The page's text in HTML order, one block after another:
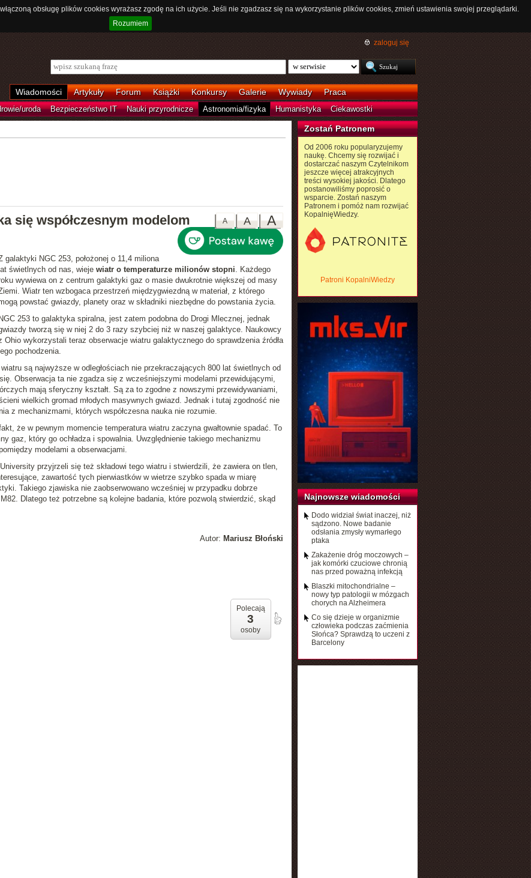
obsługę plików cookies wyrażasz zgodę na ich użycie. Jeśli nie zgadzasz się na wykorzystanie plików cookies, zmień ustawienia swojej przeglądarki.
Rozumiem
zaloguj się
Wiadomości Artykuły Forum Książki Konkursy Galerie Wywiady Praca
uroda Bezpieczeństwo IT Nauki przyrodnicze Astronomia/fizyka Humanistyka Ciekawostki
A
A
A
się współczesnym modelom
galaktyki NGC 253, położonej o 11,4 miliona
lat świetlnych od nas, wieje wiatr o temperaturze milionów stopni. Każdego
wywiewa on z centrum galaktyki gaz o masie dwukrotnie większej od masy
Wiatr ten wzbogaca przestrzeń międzygwiezdną w materiał, z którego
powstać gwiazdy, planety oraz w składniki niezbędne do powstania życia.
NGC 253 to galaktyka spiralna, jest zatem podobna do Drogi Mlecznej, jednak
tworzą się w niej 2 do 3 razy szybciej niż w naszej galaktyce. Naukowcy
Ohio wykorzystali teraz obserwacje wiatru galaktycznego do sprawdzenia źródła
pochodzenia.
są najwyższe w odległościach nie przekraczających 800 lat świetlnych od
Obserwacja ta nie zgadza się z wcześniejszymi modelami przewidującymi,
mają sferyczny kształt. Są za to zgodne z nowszymi przewidywaniami,
wielkich gromad młodych masywnych gwiazd. Jednak i tutaj zgodność nie
z mechanizmami, których współczesna nauka nie rozumie.
że w pewnym momencie temperatura wiatru zaczyna gwałtownie spadać. To
gaz, który go ochładza i spowalnia. Uwzględnienie takiego mechanizmu
modelami a obserwacjami.
przyjrzeli się też składowi tego wiatru i stwierdzili, że zawiera on tlen,
zawartość tych pierwiastków w wietrze szybko spada w miarę
Takiego zjawiska nie zaobserwowano wcześniej w przypadku dobrze
Dlatego też potrzebne są kolejne badania, które pozwolą stwierdzić, skąd
Autor: Mariusz Błoński
Polecają
3
osoby
Zostań Patronem
Od 2006 roku popularyzujemy
naukę. Chcemy się rozwijać i
dostarczać naszym Czytelnikom
jeszcze więcej atrakcyjnych
treści wysokiej jakości. Dlatego
postanowiliśmy poprosić o
wsparcie. Zostań naszym
Patronem i pomóż nam rozwijać
KopalnięWiedzy.
Patroni KopalniWiedzy
Najnowsze wiadomości
Dodo widział świat inaczej, niż
sądzono. Nowe badanie
odsłania zmysły wymarłego
ptaka
Zakażenie dróg moczowych –
jak komórki czuciowe chronią
nas przed poważną infekcją
Blaszki mitochondrialne –
nowy typ patologii w mózgach
chorych na Alzheimera
Co się dzieje w organizmie
człowieka podczas zaćmienia
Słońca? Sprawdzą to uczeni z
Barcelony